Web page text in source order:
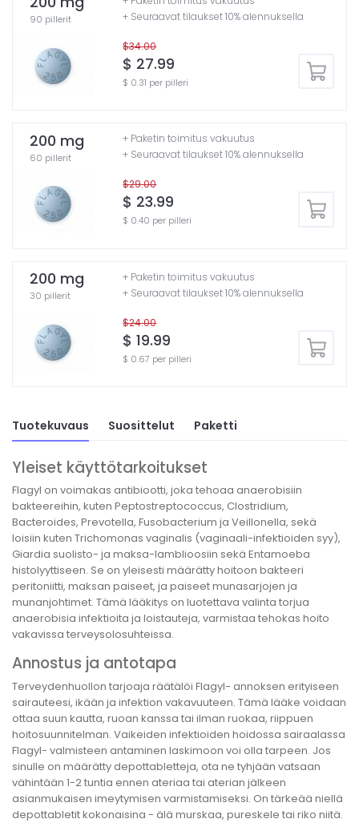
90 pillerit
$34.00
$ 27.99
$ 0.31 per pilleri
+ Seuraavat tilaukset 10% alennuksella
200 mg
60 pillerit
$29.00
$ 23.99
$ 0.40 per pilleri
+ Paketin toimitus vakuutus
+ Seuraavat tilaukset 10% alennuksella
200 mg
30 pillerit
$24.00
$ 19.99
$ 0.67 per pilleri
+ Paketin toimitus vakuutus
+ Seuraavat tilaukset 10% alennuksella
Tuotekuvaus Suosittelut Paketti
Yleiset käyttötarkoitukset
Flagyl on voimakas antibiootti, joka tehoaa anaerobisiin
bakteereihin, kuten Peptostreptococcus, Clostridium,
Bacteroides, Prevotella, Fusobacterium ja Veillonella, sekä
loisiin kuten Trichomonas vaginalis (vaginaali-infektioiden syy),
Giardia suolisto- ja maksa-lamblioosiin sekä Entamoeba
histolyyttiseen. Se on yleisesti määrätty hoitoon bakteeri
peritoniitti, maksan paiseet, ja paiseet munasarjojen ja
munanjohtimet. Tämä lääkitys on luotettava valinta torjua
anaerobisia infektioita ja loistauteja, varmistaa tehokas hoito
vakavissa terveysolosuhteissa.
Annostus ja antotapa
Terveydenhuollon tarjoaja räätälöi Flagyl- annoksen erityiseen
sairauteesi, ikään ja infektion vakavuuteen. Tämä lääke voidaan
ottaa suun kautta, ruoan kanssa tai ilman ruokaa, riippuen
hoitosuunnitelman. Vaikeiden infektioiden hoidossa sairaalassa
Flagyl- valmisteen antaminen laskimoon voi olla tarpeen. Jos
sinulle on määrätty depottabletteja, ota ne tyhjään vatsaan
vähintään 1-2 tuntia ennen ateriaa tai aterian jälkeen
asianmukaisen imeytymisen varmistamiseksi. On tärkeää niellä
depottabletit kokonaisina - älä murskaa, pureskele tai riko niitä.